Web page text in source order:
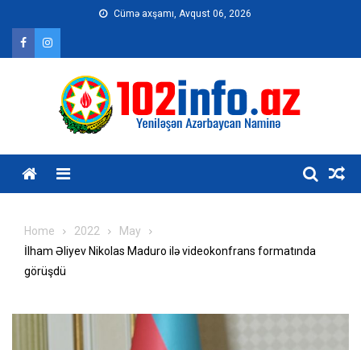
content
Cümə axşamı, Avqust 06, 2026
Home 2022
May
İlham Əliyev Nikolas Maduro ilə videokonfrans formatında
görüşdü